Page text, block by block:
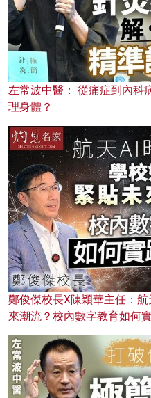
左常波中醫： 從痛症到內科
理身體？
鄭俊傑校長X陳穎華主任：
來潮流？校內數字教育如何